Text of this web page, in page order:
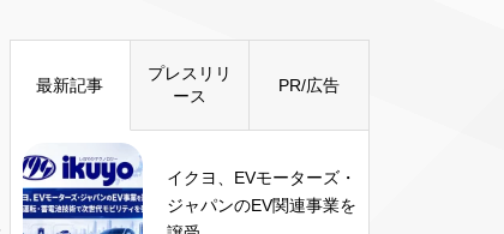
最新記事
プレスリリ
ース
PR/広告
イクヨ、EVモーターズ・
ジャパンのEV関連事業を